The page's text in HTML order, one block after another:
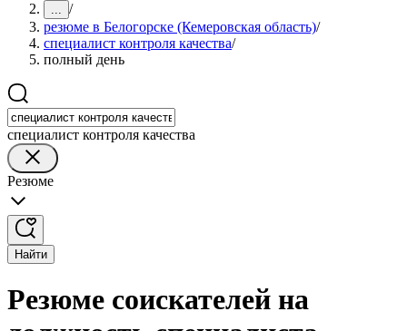
... /
резюме в Белогорске (Кемеровская область)/
специалист контроля качества/
полный день
специалист контроля качества
Резюме
Найти
Резюме соискателей на